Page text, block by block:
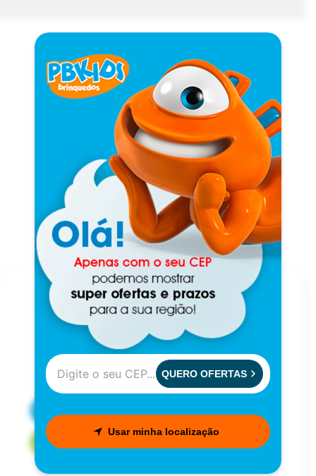
QUERO OFERTAS
Usar minha localização